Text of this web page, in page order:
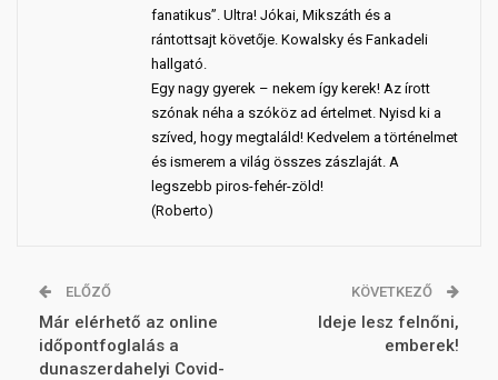
fanatikus”. Ultra! Jókai, Mikszáth és a
rántottsajt követője. Kowalsky és Fankadeli
hallgató.
Egy nagy gyerek – nekem így kerek! Az írott
szónak néha a szóköz ad értelmet. Nyisd ki a
szíved, hogy megtaláld! Kedvelem a történelmet
és ismerem a világ összes zászlaját. A
legszebb piros-fehér-zöld!
(Roberto)
ELŐZŐ
Már elérhető az online
időpontfoglalás a
dunaszerdahelyi Covid-
KÖVETKEZŐ
Ideje lesz felnőni,
emberek!